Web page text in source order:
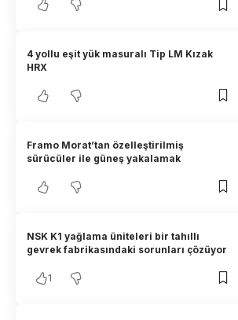
4 yollu eşit yük masuralı Tip LM Kızak
HRX
Framo Morat’tan özelleştirilmiş
sürücüler ile güneş yakalamak
NSK K1 yağlama üniteleri bir tahıllı
gevrek fabrikasındaki sorunları çözüyor
1